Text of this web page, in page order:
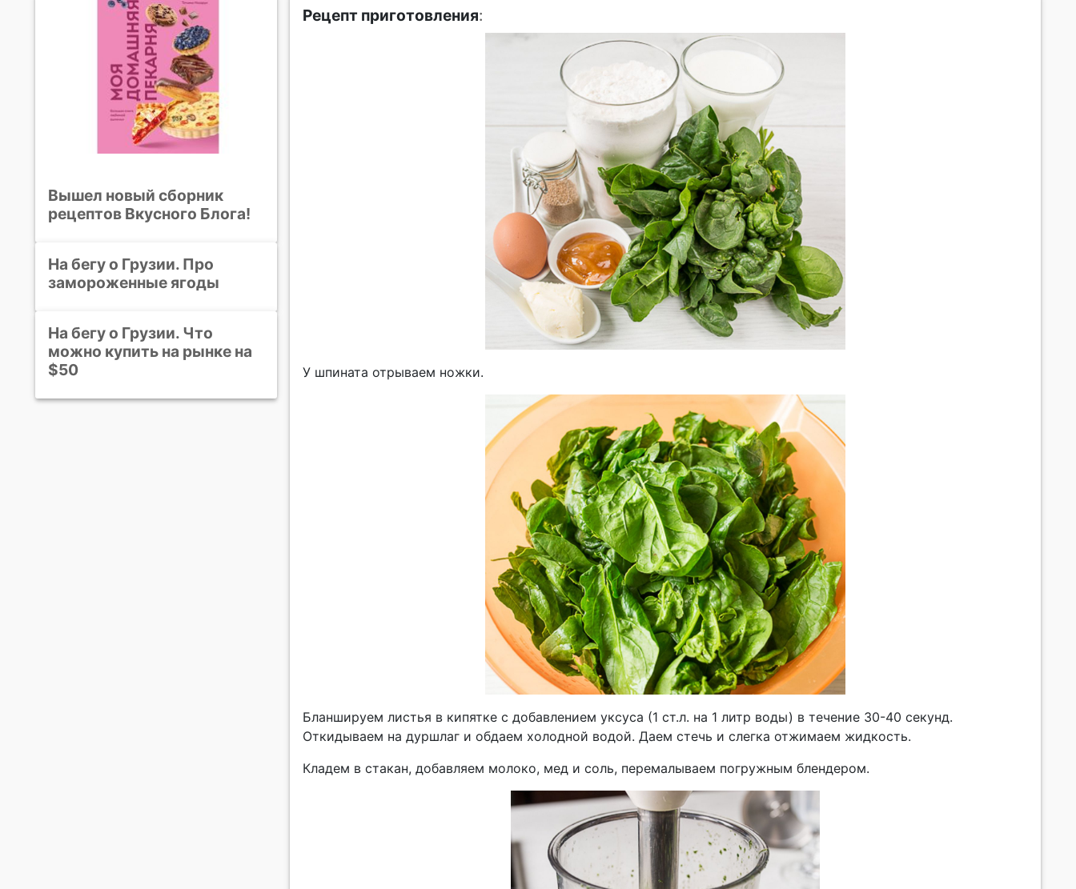
Рецепт приготовления:
У шпината отрываем ножки.
Бланшируем листья в кипятке с добавлением уксуса (1 ст.л. на 1 литр воды) в течение 30-40 секунд.
Откидываем на дуршлаг и обдаем холодной водой. Даем стечь и слегка отжимаем жидкость.
Кладем в стакан, добавляем молоко, мед и соль, перемалываем погружным блендером.
Вышел новый сборник
рецептов Вкусного Блога!
На бегу о Грузии. Про
замороженные ягоды
На бегу о Грузии. Что
можно купить на рынке на
$50